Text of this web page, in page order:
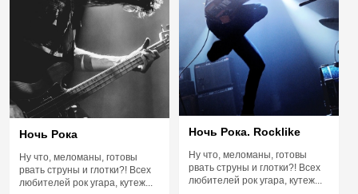
Ночь Рока
Ну что, меломаны, готовы
рвать струны и глотки?! Всех
любителей рок угара, кутеж...
Ночь Рока. Rocklike
Ну что, меломаны, готовы
рвать струны и глотки?! Всех
любителей рок угара, кутеж...